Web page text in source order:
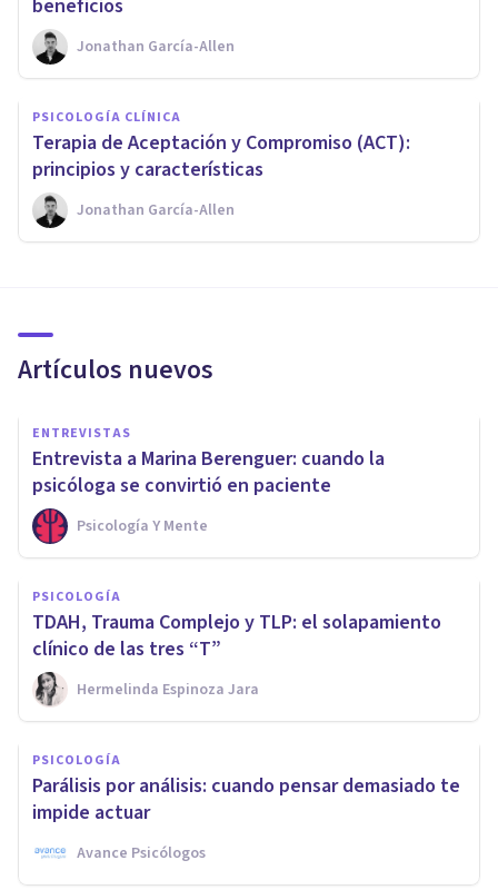
beneficios
Jonathan García-Allen
PSICOLOGÍA CLÍNICA
Terapia de Aceptación y Compromiso (ACT):
principios y características
Jonathan García-Allen
Artículos nuevos
ENTREVISTAS
Entrevista a Marina Berenguer: cuando la
psicóloga se convirtió en paciente
Psicología Y Mente
PSICOLOGÍA
TDAH, Trauma Complejo y TLP: el solapamiento
clínico de las tres “T”
Hermelinda Espinoza Jara
PSICOLOGÍA
Parálisis por análisis: cuando pensar demasiado te
impide actuar
Avance Psicólogos